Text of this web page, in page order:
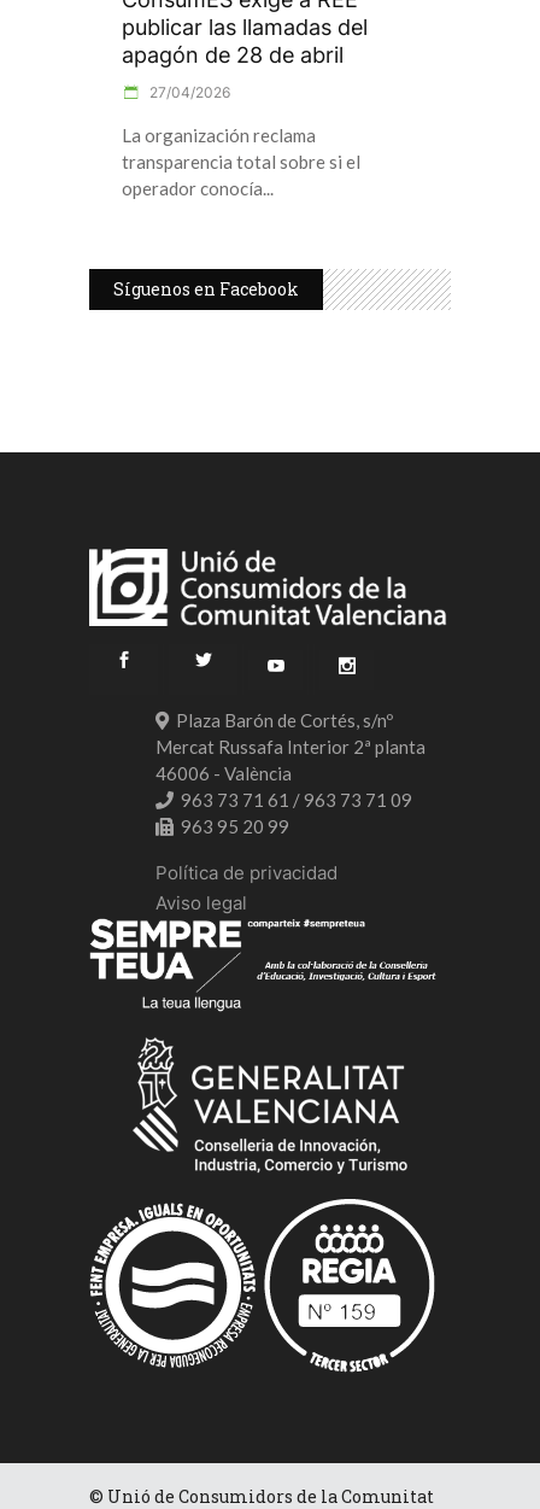
publicar las llamadas del
apagón de 28 de abril
27/04/2026
La organización reclama
transparencia total sobre si el
operador conocía
Síguenos en Facebook
Plaza Barón de Cortés, s/nº
Mercat Russafa Interior 2ª planta
46006 - València
963 73 71 61 / 963 73 71 09
963 95 20 99
Política de privacidad
Aviso legal
© Unió de Consumidors de la Comunitat